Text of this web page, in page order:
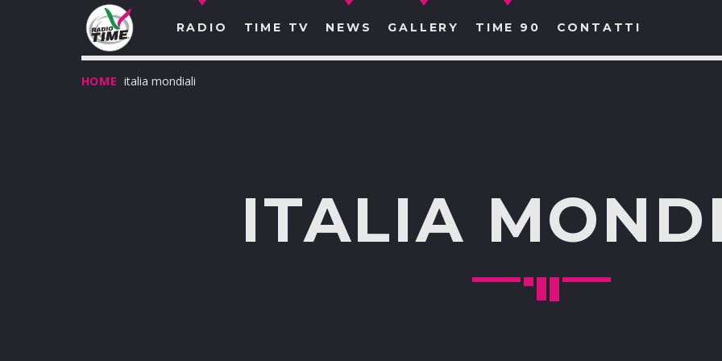
RADIO TIME TV NEWS GALLERY TIME 90 CONTATTI
HOME italia mondiali
ITALIA